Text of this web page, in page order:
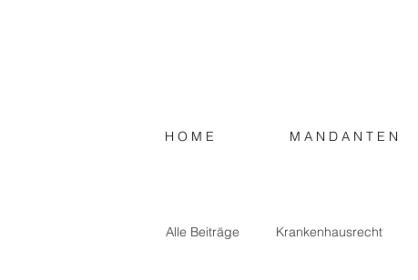
H O M E M A N D A N T E N
Alle Beiträge Krankenhausrecht